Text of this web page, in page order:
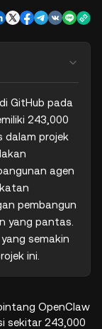
GitHub pada
243,000
projek
agen
pembangun
yang pantas.
semakin
ini.
OpenClaw
sekitar 243,000